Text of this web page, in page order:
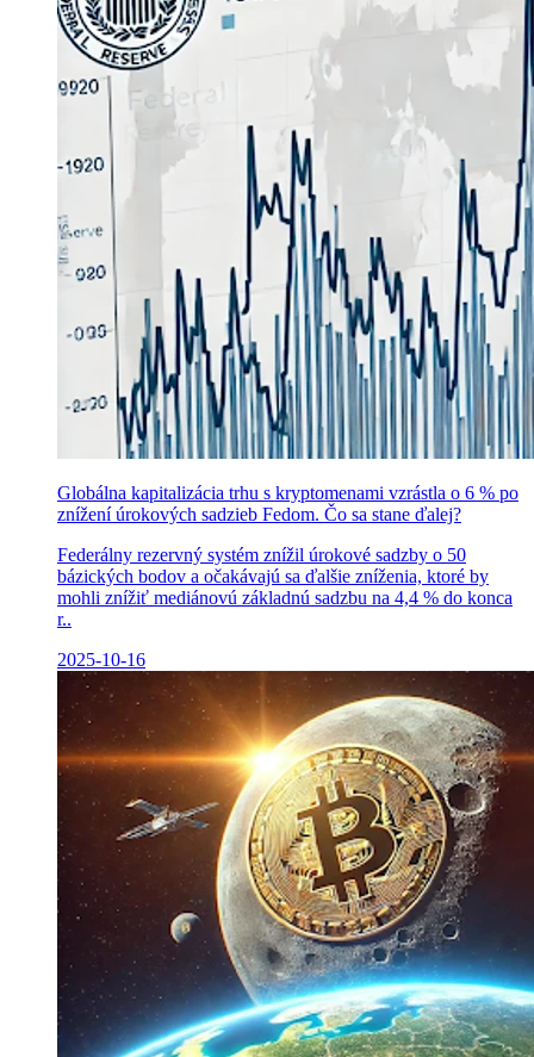
Globálna kapitalizácia trhu s kryptomenami vzrástla o 6 % po
znížení úrokových sadzieb Fedom. Čo sa stane ďalej?
Federálny rezervný systém znížil úrokové sadzby o 50
bázických bodov a očakávajú sa ďalšie zníženia, ktoré by
mohli znížiť mediánovú základnú sadzbu na 4,4 % do konca
r..
2025-10-16